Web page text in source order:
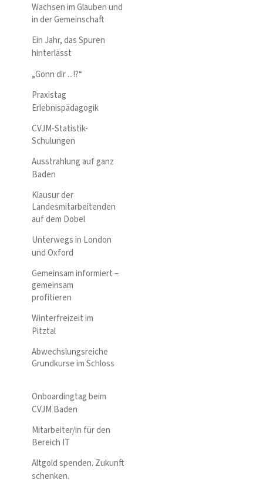
Wachsen im Glauben und
in der Gemeinschaft
Ein Jahr, das Spuren
hinterlässt
„Gönn dir ...!?“
Praxistag
Erlebnispädagogik
CVJM-Statistik-
Schulungen
Ausstrahlung auf ganz
Baden
Klausur der
Landesmitarbeitenden
auf dem Dobel
Unterwegs in London
und Oxford
Gemeinsam informiert –
gemeinsam
profitieren
Winterfreizeit im
Pitztal
Abwechslungsreiche
Grundkurse im Schloss
Onboardingtag beim
CVJM Baden
Mitarbeiter/in für den
Bereich IT
Altgold spenden. Zukunft
schenken.